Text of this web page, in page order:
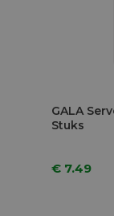
GALA
Stuks
€ 7.49